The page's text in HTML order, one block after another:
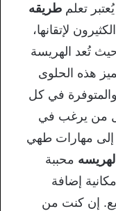
تعلم طريقه
لإتقانها،
تُعد الهريسة
هذه الحلوى
في كل
لكل من يرغب في
مهارات طهي
محببة
إضافة
إن كنت من